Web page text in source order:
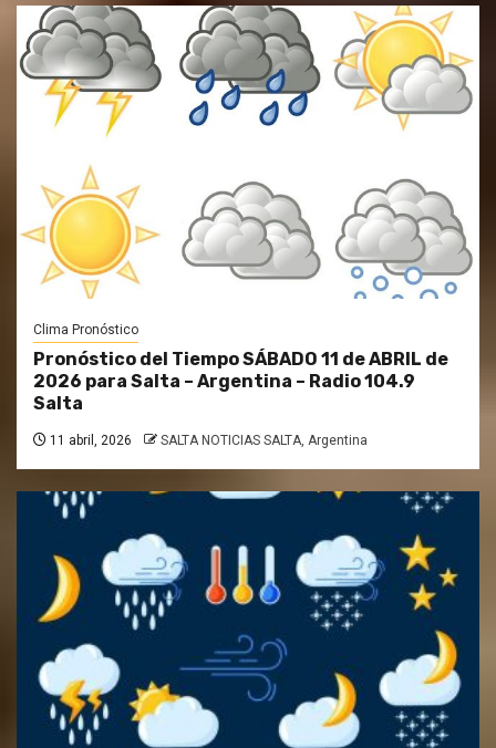
Clima Pronóstico
Pronóstico del Tiempo SÁBADO 11 de ABRIL de
2026 para Salta – Argentina – Radio 104.9
Salta
11 abril, 2026 SALTA NOTICIAS SALTA, Argentina